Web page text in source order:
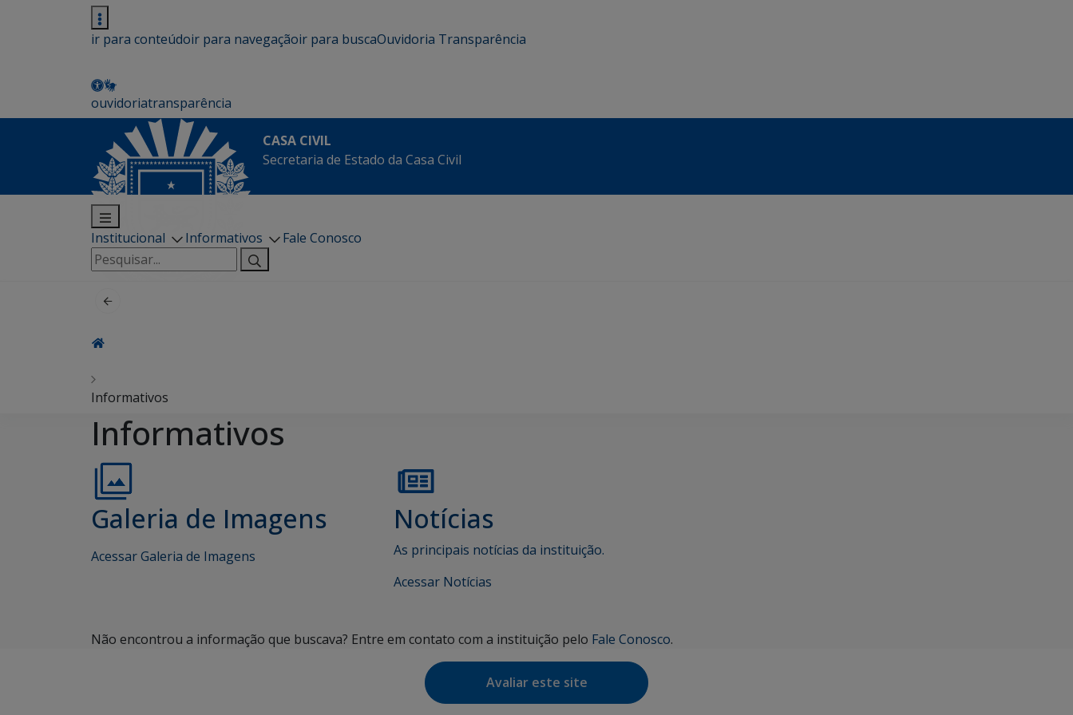
ir para conteúdoir para navegaçãoir para buscaOuvidoria Transparência
ouvidoriatransparência
CASA CIVIL
Secretaria de Estado da Casa Civil
Institucional Informativos
Fale Conosco
Pesquisar
por:
Informativos
Informativos
Galeria de Imagens
Acessar Galeria de Imagens
Notícias
As principais notícias da instituição.
Acessar Notícias
Não encontrou a informação que buscava? Entre em contato com a instituição pelo Fale Conosco.
Avaliar este site